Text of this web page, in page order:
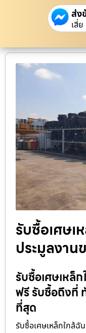
ส่ง
เสี่
รับซื้อเศษเ
ประมูลงา
รับซื้อเศษเหล็
ฟรี รับซื้อถึงที่
ที่สุด
รับซื้อเศษเหล็กใกล้ฉั